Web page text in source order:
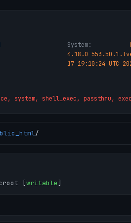
System:
4.18.0-
17 19:10:24 UTC
system, shell_exec, passthru,
/
[writable]